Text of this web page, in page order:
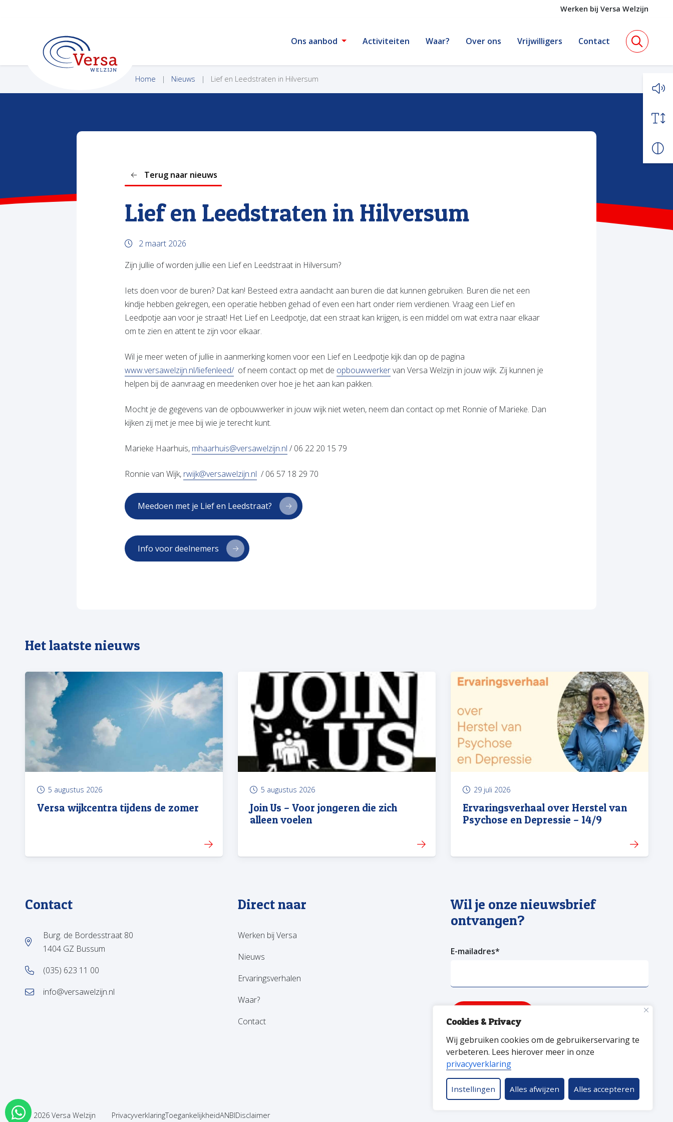
Cookies & Privacy
Wij gebruiken cookies om de gebruikerservaring te
verbeteren. Lees hierover meer in onze
privacyverklaring
Instellingen Alles afwijzen Alles accepteren
Werken bij Versa Welzijn
VERSA WELZIJN Ons aanbod Activiteiten Waar? Over ons Vrijwilligers Contact
Home Nieuws Lief en Leedstraten in Hilversum
Terug naar nieuws
Lief en Leedstraten in Hilversum
2 maart 2026
Zijn jullie of worden jullie een Lief en Leedstraat in Hilversum?
Iets doen voor de buren? Dat kan! Besteed extra aandacht aan buren die dat kunnen gebruiken. Buren die net een
kindje hebben gekregen, een operatie hebben gehad of even een hart onder riem verdienen. Vraag een Lief en
Leedpotje aan voor je straat! Het Lief en Leedpotje, dat een straat kan krijgen, is een middel om wat extra naar elkaar
om te zien en attent te zijn voor elkaar.
Wil je meer weten of jullie in aanmerking komen voor een Lief en Leedpotje kijk dan op de pagina
www.versawelzijn.nl/liefenleed/of neem contact op met de opbouwwerkervan Versa Welzijn in jouw wijk. Zij kunnen je
helpen bij de aanvraag en meedenken over hoe je het aan kan pakken.
Mocht je de gegevens van de opbouwwerker in jouw wijk niet weten, neem dan contact op met Ronnie of Marieke. Dan
kijken zij met je mee bij wie je terecht kunt.
Marieke Haarhuis, mhaarhuis@versawelzijn.nl / 06 22 20 15 79
Ronnie van Wijk, rwijk@versawelzijn.nl / 06 57 18 29 70
Meedoen met je Lief en Leedstraat?
Info voor deelnemers(opent in nieuw tabblad)
Het laatste nieuws
Versa wijkcentra tijdens de zomer
5 augustus 2026
Join Us – Voor jongeren die zich
alleen voelen
5 augustus 2026
Ervaringsverhaal over Herstel van
Psychose en Depressie – 14/9
29 juli 2026
Contact
Burg. de Bordesstraat 80
1404 GZ Bussum
(035) 623 11 00
info@versawelzijn.nl
Direct naar
Werken bij Versa
Nieuws
Ervaringsverhalen
Waar?
Contact
Wil je onze nieuwsbrief
ontvangen?
E-mailadres*
facebookpagina van versa welzijn
YouTube pagina Versa Welzijn
Linkedin pagina Versa Welzijn
© 2026 Versa Welzijn PrivacyverklaringToegankelijkheidANBIDisclaimer